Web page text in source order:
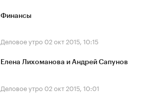
Финансы
Деловое утро 02 окт 2015, 10:15
Елена Лихоманова и Андрей Сапунов
Деловое утро 02 окт 2015, 10:01